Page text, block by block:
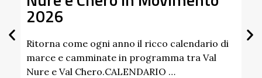
2026
Ritorna come ogni anno il ricco calendario di
marce e camminate in programma tra Val
Nure e Val Chero.CALENDARIO …